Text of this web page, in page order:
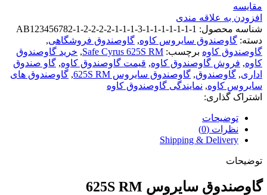
مقايسه
افزودن به علاقه مندی
شناسه محصول: AB123456782-1-2-2-2-2-1-1-1-3-1-1-1-1-1-1-1
دسته: گاوصندوق سایروس کاوه, گاوصندوق فروشگاهی,
گاوصندوق کاوه برچسب: Safe Cyrus 625S RM
, خرید گاوصندوق
کاوه, فروش گاوصندوق کاوه, قیمت گاوصندوق کاوه, گاو صندوق
اداری, گاوصندوق, گاوصندوق سایروس 625S RM , گاوصندوق های
سایروس کاوه, نمایندگی گاوصندوق کاوه
اشتراک گذاری:
توضیحات
نظرات (0)
Shipping & Delivery
توضیحات
گاوصندوق سایروس 625S RM